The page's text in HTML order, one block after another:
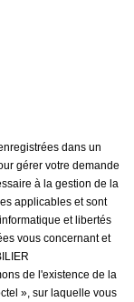
dans un
gérer votre demande
à la gestion de la
applicables et sont
et libertés
vous concernant et
de l'existence de la
», sur laquelle vous